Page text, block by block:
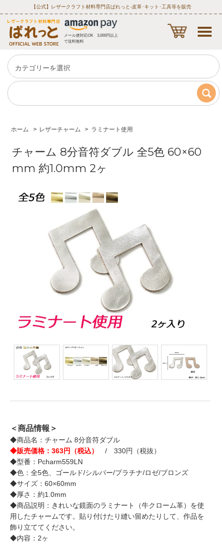
【公式】レザークラフト材料専門店ぱれっと‐皮革･キット･工具等を販売
メール便対応OK 3,000円以上
で送料無料
ホーム > レザーチャーム > ラミナート使用
チャーム 8分音符ダブル 全5色 60×60
mm 約1.0mm 2ヶ
＜商品情報＞
◆商品名：チャーム 8分音符ダブル
◆販売価格：363円（税込）
/ 330円（税抜）
◆型番：Pcharm559LN
◆色：全5色、ゴールド/シルバー/プラチナ/ロゼ/ブロンズ
◆サイズ：60×60mm
◆厚さ：約1.0mm
◆商品説明：きれいな鏡面のラミナート（牛クローム革）を使
用したチャームです。貼り付けたり縫い留めたりして、作品を
飾り立ててください。
◆内容：2ヶ